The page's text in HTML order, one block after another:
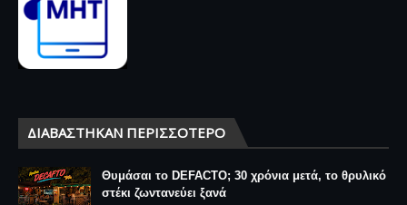
ΔΙΑΒΆΣΤΗΚΑΝ ΠΕΡΙΣΣΌΤΕΡΟ
Θυμάσαι το DEFACTO; 30 χρόνια μετά, το θρυλικό
στέκι ζωντανεύει ξανά